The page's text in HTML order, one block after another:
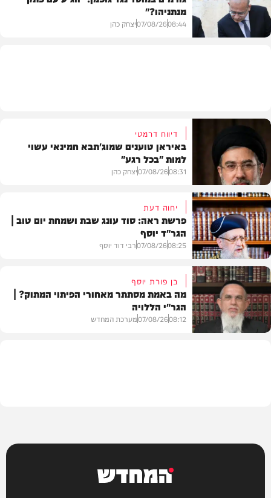
וידאו
מנתניהו?"
08:44
07/08/26יצחק כהן
חדשות
דיווח דרמטי
באיראן טוענים שמוג'תבא חמינאי עשוי
למות "בכל רגע"
08:31
07/08/26יצחק כהן
וידאו
יחוה דעת
פרשת ראה: סוד עונג שבת ושמחת יום טוב |
הגר"ד יוסף
08:25
07/08/26רבי דוד יוסף
בן פורת יוסף
מה באמת מסתתר מאחורי הפיתוי המתוק? |
הגר"י הללויה
08:12
07/08/26מערכת המחדש
המחדש